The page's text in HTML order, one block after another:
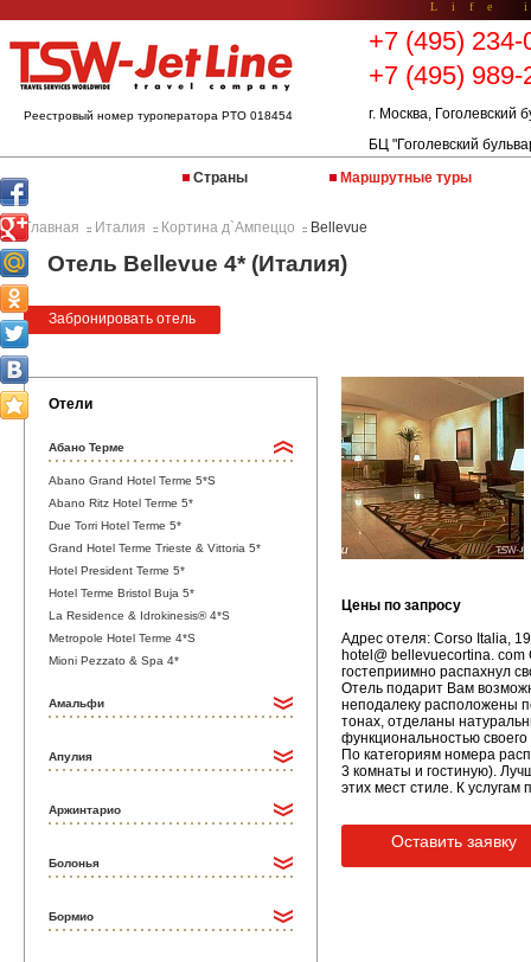
Life
Реестровый номер туроператора РТО 018454
+7 (495) 234-
+7 (495) 989-
г. Москва, Гоголевский
БЦ "Гоголевский
Страны
Маршрутные туры
Главная :: Италия :: Кортина д`Ампеццо :: Bellevue
Отель Bellevue 4* (Италия)
Забронировать отель
Отели
Абано Терме
Abano Grand Hotel Terme 5*S
Abano Ritz Hotel Terme 5*
Due Torri Hotel Terme 5*
Grand Hotel Terme Trieste & Vittoria 5*
Hotel President Terme 5*
Hotel Terme Bristol Buja 5*
La Residence & Idrokinesis® 4*S
Metropole Hotel Terme 4*S
Mioni Pezzato & Spa 4*
Амальфи
Апулия
Аржинтарио
Болонья
Бормио
Цены по запросу
Адрес отеля: Corso Italia,
hotel@ bellevuecortina. com
гостеприимно распахнул
Отель подарит Вам
неподалеку расположены
тонах, отделаны
функциональностью
По категориям номера
3 комнаты и гостиную).
этих мест стиле. К услугам
Оставить заявку